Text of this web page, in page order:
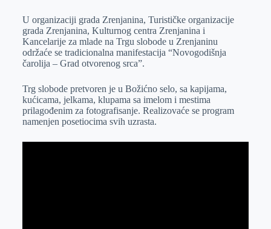
b
o
o
e
n
g
r
e
d
I
r
s
A
p
l
U organizaciji grada Zrenjanina, Turističke organizacije
grada Zrenjanina, Kulturnog centra Zrenjanina i
Kancelarije za mlade na Trgu slobode u Zrenjaninu
održaće se tradicionalna manifestacija “Novogodišnja
čarolija – Grad otvorenog srca”.
Trg slobode pretvoren je u Božićno selo, sa kapijama,
kućicama, jelkama, klupama sa imelom i mestima
prilagođenim za fotografisanje. Realizovaće se program
namenjen posetiocima svih uzrasta.